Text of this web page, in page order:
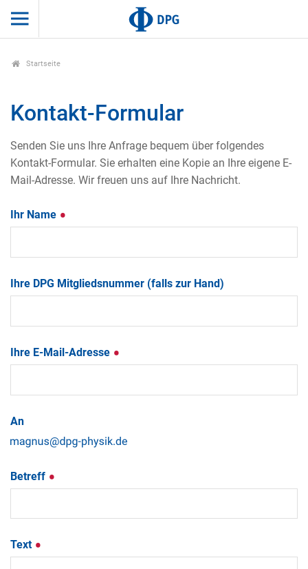
Startseite
Kontakt-Formular
Senden Sie uns Ihre Anfrage bequem über folgendes
Kontakt-Formular. Sie erhalten eine Kopie an Ihre eigene E-
Mail-Adresse. Wir freuen uns auf Ihre Nachricht.
Ihr Name
Ihre DPG Mitgliedsnummer (falls zur Hand)
Ihre E-Mail-Adresse
An
Betreff
Text